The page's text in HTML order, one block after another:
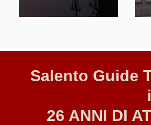
Salento Guide
26 ANNI DI